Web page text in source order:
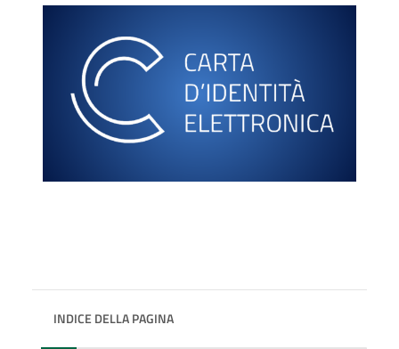
INDICE DELLA PAGINA